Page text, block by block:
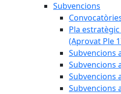
Subvencions
Pla
(Aprovat Ple
Subvencions
Subvencions
Subvencions
Subvencions